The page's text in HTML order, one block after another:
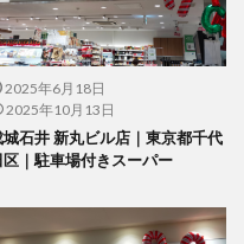
2025年6月18日
2025年10月13日
城石井 新丸ビル店｜東京都千代
区｜駐車場付きスーパー